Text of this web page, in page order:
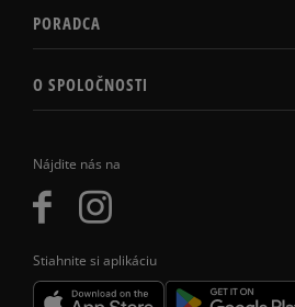
Nájdite nás na
Stiahnite si aplikáciu
PORADCA
O SPOLOČNOSTI